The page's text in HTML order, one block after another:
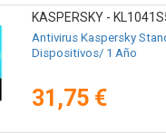
KASPERSKY -
ES
Antivirus Kaspersky
Dispositivos/ 1 Año
31,75 €